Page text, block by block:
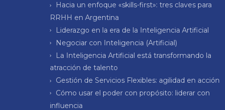
Hacia un enfoque «skills-first»: tres claves para
RRHH en Argentina
Liderazgo en la era de la Inteligencia Artificial
Negociar con Inteligencia (Artificial)
La Inteligencia Artificial está transformando la
atracción de talento
Gestión de Servicios Flexibles: agilidad en acción
Cómo usar el poder con propósito: liderar con
influencia